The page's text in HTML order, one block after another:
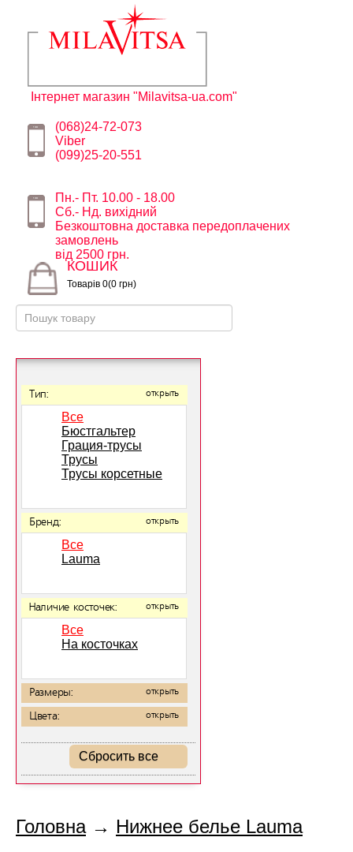
Інтернет магазин "Milavitsa-ua.com"
(068)24-72-073
Viber
(099)25-20-551
Пн.- Пт. 10.00 - 18.00
Сб.- Нд. вихідний
Безкоштовна доставка передоплачених
замовлень
від 2500 грн.
КОШИК
Товарів 0(0 грн)
Тип: открыть
Все
Бюстгальтер
Грация-трусы
Трусы
Трусы корсетные
Бренд: открыть
Все
Lauma
Наличие косточек: открыть
Все
На косточках
Размеры: открыть
Цвета: открыть
Сбросить все
Головна→ Нижнее белье Lauma